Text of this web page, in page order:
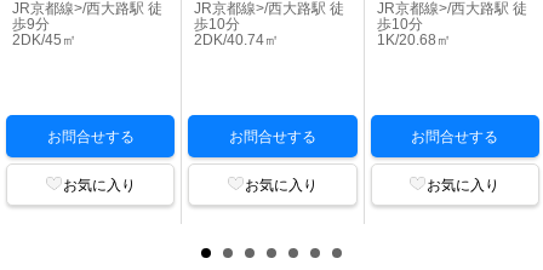
JR京都線>/西大路駅 徒
歩9分
2DK/45㎡
お問合せする
お気に入り
JR京都線>/西大路駅 徒
歩10分
2DK/40.74㎡
お問合せする
お気に入り
JR京都線>/西大路駅 徒
歩10分
1K/20.68㎡
お問合せする
お気に入り